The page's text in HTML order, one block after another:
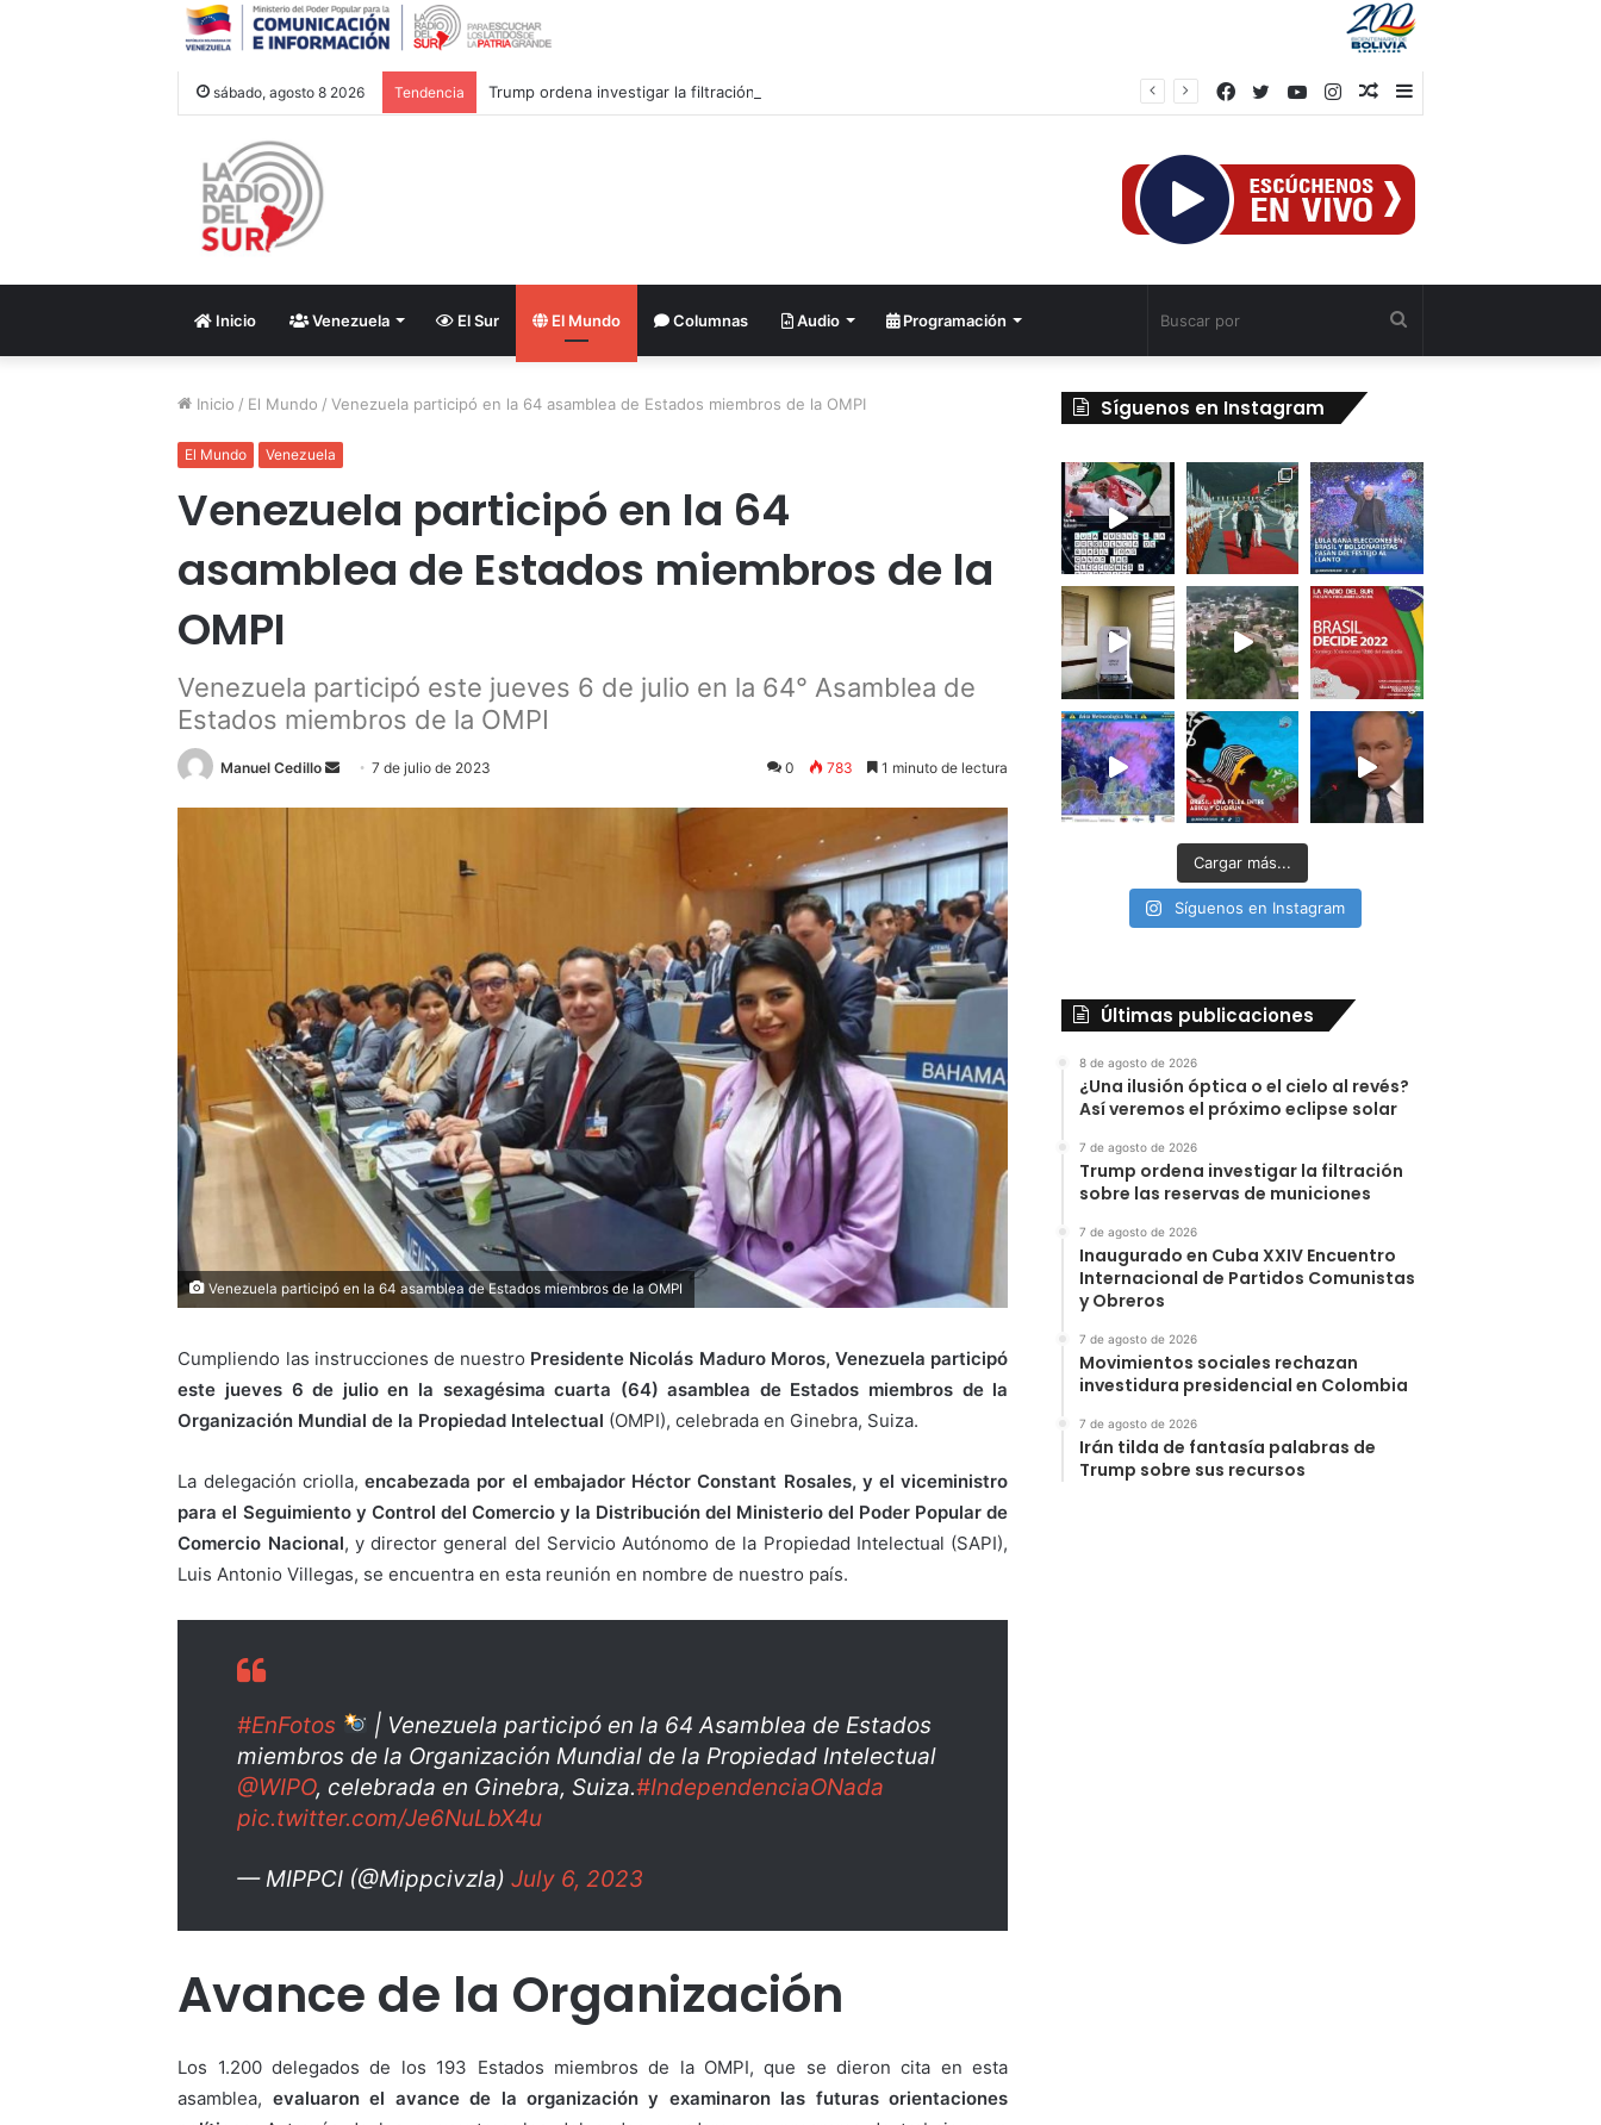
sábado, agosto 8 2026 Tendencia Trump ordena investigar la filtración sobre las reservas de municiones
Barra
Publicación
azar
Instagram
YouTube
Twitter
Facebook
Inicio Venezuela El Sur El Mundo Columnas Audio Programación
Inicio / El Mundo / Venezuela participó en la 64 asamblea de Estados miembros de la OMPI
El Mundo Venezuela
Venezuela participó en la 64
asamblea de Estados miembros de la
OMPI
Venezuela participó este jueves 6 de julio en la 64° Asamblea de
Estados miembros de la OMPI
Manuel Cedillo
Send7 de julio de 2023 0 783 1 minuto de lectura
Venezuela participó en la 64 asamblea de Estados miembros de la OMPI
Cumpliendo las instrucciones de nuestro Presidente Nicolás Maduro Moros, Venezuela participó
este jueves 6 de julio en la sexagésima cuarta (64) asamblea de Estados miembros de la
Organización Mundial de la Propiedad Intelectual (OMPI), celebrada en Ginebra, Suiza.
La delegación criolla,encabezada por el embajador Héctor Constant Rosales, y el viceministro
para el Seguimiento y Control del Comercio y la Distribución del Ministerio del Poder Popular de
Comercio Nacional, y director general del Servicio Autónomo de la Propiedad Intelectual (SAPI),
Luis Antonio Villegas, se encuentra en esta reunión en nombre de nuestro país.
#EnFotos
| Venezuela participó en la 64 Asamblea de Estados
miembros de la Organización Mundial de la Propiedad Intelectual
@WIPO, celebrada en Ginebra, Suiza.#IndependenciaONada
pic.twitter.com/Je6NuLbX4u
— MIPPCI (@Mippcivzla)July 6, 2023
Avance de la Organización
Los 1.200 delegados de los 193 Estados miembros de la OMPI, que se dieron cita en esta
asamblea, evaluaron el avance de la organización y examinaron las futuras orientaciones
Síguenos en Instagram
Cargar más...
Síguenos en Instagram
Últimas publicaciones
8 de agosto de 2026
¿Una ilusión óptica o el cielo al revés?
Así veremos el próximo eclipse solar
7 de agosto de 2026
Trump ordena investigar la filtración
sobre las reservas de municiones
7 de agosto de 2026
Inaugurado en Cuba XXIV Encuentro
Internacional de Partidos Comunistas
y Obreros
7 de agosto de 2026
Movimientos sociales rechazan
investidura presidencial en Colombia
7 de agosto de 2026
Irán tilda de fantasía palabras de
Trump sobre sus recursos